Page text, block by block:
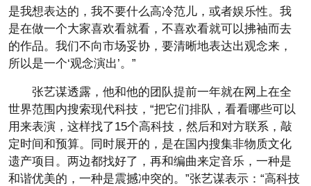
是我想表达的，我不要什么高冷范儿，或者娱乐性。我
是在做一个大家喜欢看就看，不喜欢看就可以拂袖而去
的作品。我们不向市场妥协，要清晰地表达出观念来，
所以是一个‘观念演出’。”
张艺谋透露，他和他的团队提前一年就在网上在全
世界范围内搜索现代科技，“把它们排队，看看哪些可以
用来表演，这样找了15个高科技，然后和对方联系，敲
定时间和预算。同时展开的，是在国内搜集非物质文化
遗产项目。两边都找好了，再和编曲来定音乐，一种是
和谐优美的，一种是震撼冲突的。”张艺谋表示：“高科技